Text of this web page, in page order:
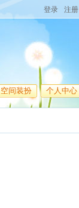
登录 注册
空间装扮 个人中心